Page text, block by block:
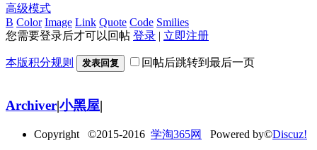
高级模式
B Color Image Link Quote Code Smilies
您需要登录后才可以回帖 登录 | 立即注册
本版积分规则 发表回复 回帖后跳转到最后一页
Archiver|小黑屋|
Copyright ©2015-2016 学淘365网 Powered by©Discuz!